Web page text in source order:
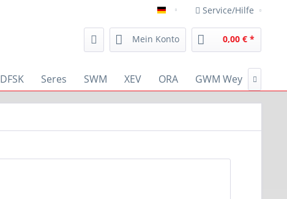
deutsch Service/Hilfe
Mein Konto 0,00 € *
DFSK Seres SWM XEV ORA GWM Wey 